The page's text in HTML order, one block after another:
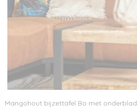
Mangohout bijzettafel Bo met onderblad